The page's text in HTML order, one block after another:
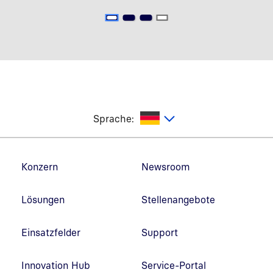
Sprache:
Konzern
Lösungen
Einsatzfelder
Innovation Hub
Newsroom
Stellenangebote
Support
Service-Portal